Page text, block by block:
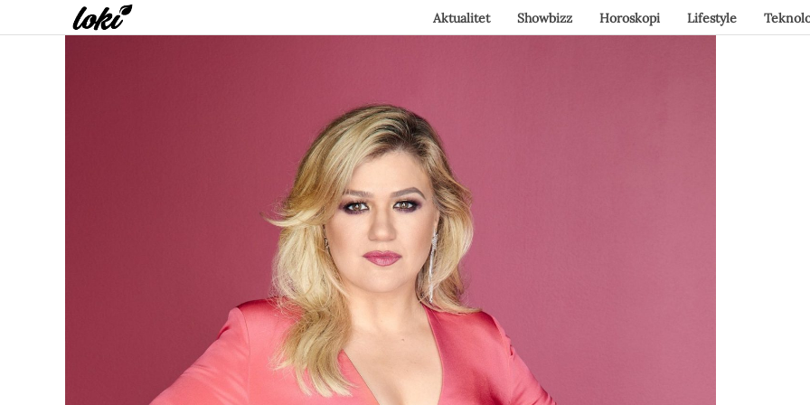
Aktualitet Showbizz Horoskopi Lifestyle